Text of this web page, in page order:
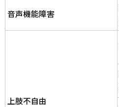
音声機能障害
上肢不自由